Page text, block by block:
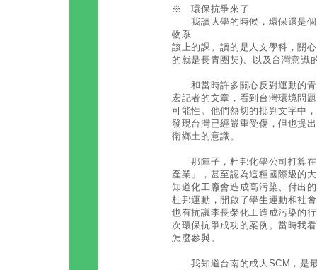
※ 環保抗爭來了
我讀大學的時候，環保還是個
物系
該上的課。讀的是人文學科，關
的就是長青團契)、以及台灣意識
和當時許多關心反對運動的青
宏記者的文章，看到台灣環境問
可能性。他們熱切的批判文字中
發現台灣已經嚴重受傷，但也提
衛鄉土的意識。
那陣子，杜邦化學公司打算在
產業」，甚至認為這種國際級的
知道化工廠會造成高污染、付出
杜邦運動，開啟了學生運動和社
也有抗議李長榮化工造成污染的
次環保抗爭成功的案例。當時我
怎麼參與。
我知道台南的成大SCM，是最